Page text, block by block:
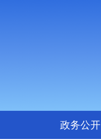
政务公开